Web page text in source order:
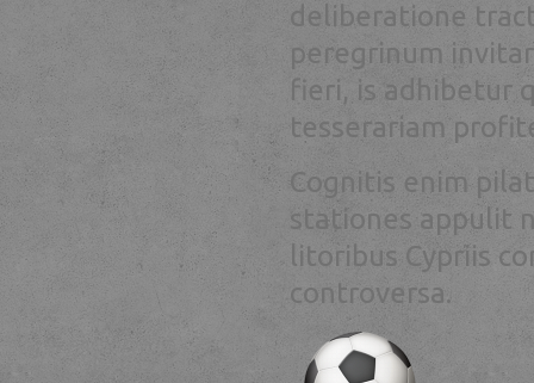
deliberatione
peregrinum
fieri, is adhibetur
tesserariam
Cognitis enim
stationes appulit
litoribus Cypriis
controversa.